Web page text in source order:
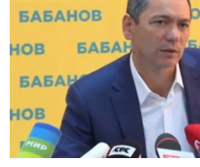
ДАНИСТЕ
ЫҢГАЙСЫЗ СУРООЛОР
ЭЕ/АРнун бардык сайттары